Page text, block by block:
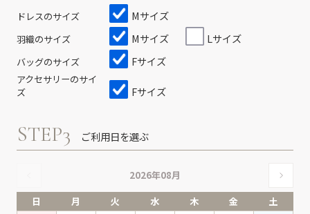
ドレスのサイズ Mサイズ
羽織のサイズ Mサイズ Lサイズ
バッグのサイズ Fサイズ
アクセサリーのサイ
ズ
Fサイズ
STEP3 ご利用日を選ぶ
2026年08月
日
月 火 水 木 金
土